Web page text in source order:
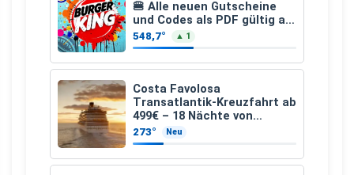
🍔 Alle neuen Gutscheine
und Codes als PDF gültig ab
25.07.2026 bis 04.09.2026
548,7° ▲ 1
Costa Favolosa
Transatlantik-Kreuzfahrt ab
499€ – 18 Nächte von
Hamburg nach Guadeloupe
273° Neu